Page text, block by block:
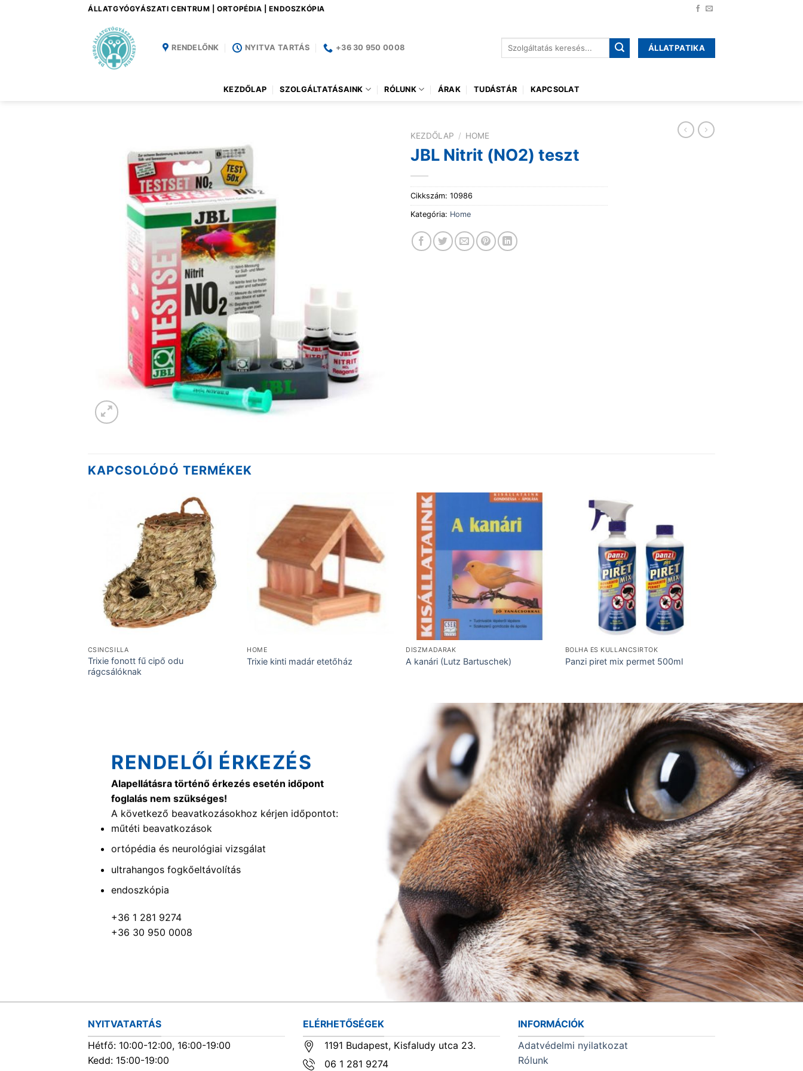
ÁLLATGYÓGYÁSZATI CENTRUM | ORTOPÉDIA | ENDOSZKÓPIA
RENDELŐNK NYITVA TARTÁS +36 30 950 0008
Keresés
ÁLLATPATIKA
KEZDŐLAP SZOLGÁLTATÁSAINK RÓLUNK ÁRAK TUDÁSTÁR KAPCSOLAT
KEZDŐLAP / HOME
JBL Nitrit (NO2) teszt
Cikkszám: 10986
Kategória: Home
KAPCSOLÓDÓ TERMÉKEK
CSINCSILLA
Trixie fonott fű cipő odu
rágcsálóknak
HOME
Trixie kinti madár etetőház
DÍSZMADARAK
A kanári (Lutz Bartuschek)
BOLHA ÉS KULLANCSÍRTÓK
Panzi piret mix permet 500ml
RENDELŐI ÉRKEZÉS
Alapellátásra történő érkezés esetén időpont
foglalás nem szükséges!
A következő beavatkozásokhoz kérjen időpontot:
műtéti beavatkozások
ortópédia és neurológiai vizsgálat
ultrahangos fogkőeltávolítás
endoszkópia
+36 1 281 9274
+36 30 950 0008
NYITVATARTÁS
Hétfő: 10:00-12:00, 16:00-19:00
Kedd: 15:00-19:00
ELÉRHETŐSÉGEK
1191 Budapest, Kisfaludy utca 23.
06 1 281 9274
INFORMÁCIÓK
Adatvédelmi nyilatkozat
Rólunk